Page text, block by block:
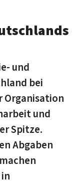
und
bei
Organisation
und
Spitze.
Abgaben